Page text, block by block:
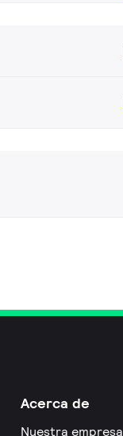
Acerca de
Nuestra empresa